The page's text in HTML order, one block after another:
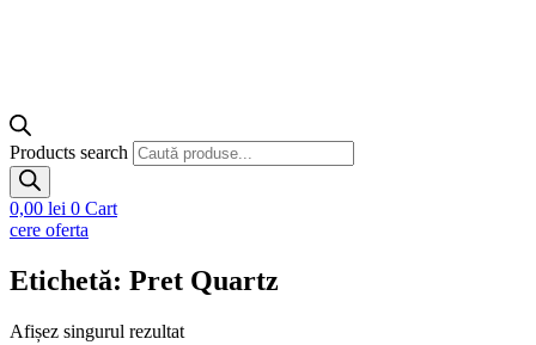
Products search
0,00 lei 0 Cart
cere oferta
Etichetă: Pret Quartz
Afișez singurul rezultat